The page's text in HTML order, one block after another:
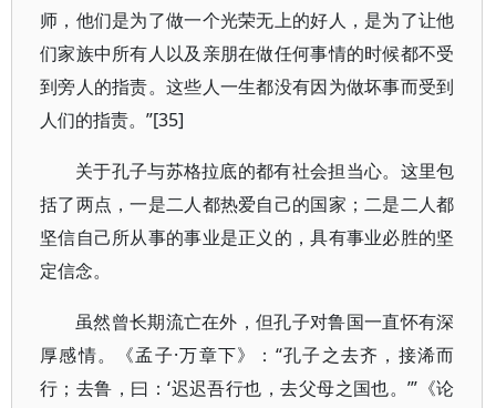
师，他们是为了做一个光荣无上的好人，是为了让他
们家族中所有人以及亲朋在做任何事情的时候都不受
到旁人的指责。这些人一生都没有因为做坏事而受到
人们的指责。”[35]
关于孔子与苏格拉底的都有社会担当心。这里包
括了两点，一是二人都热爱自己的国家；二是二人都
坚信自己所从事的事业是正义的，具有事业必胜的坚
定信念。
虽然曾长期流亡在外，但孔子对鲁国一直怀有深
厚感情。《孟子·万章下》：“孔子之去齐，接浠而
行；去鲁，曰：‘迟迟吾行也，去父母之国也。’”《论